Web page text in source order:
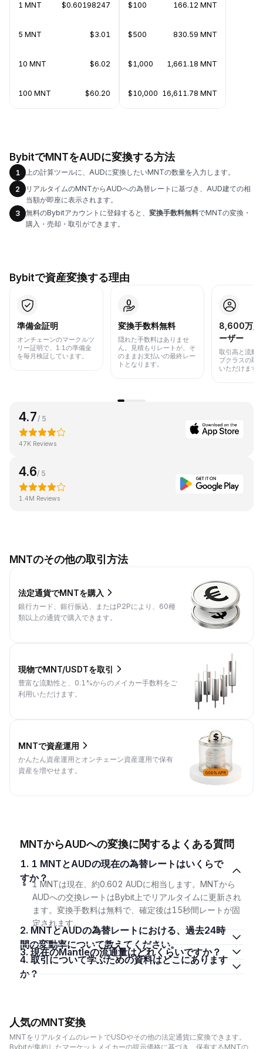
1 MNT $0.60198247
5 MNT $3.01
10 MNT $6.02
100 MNT $60.20
$100 166.12 MNT
$500 830.59 MNT
$1,000 1,661.18 MNT
$10,000 16,611.78 MNT
BybitでMNTをAUDに変換する方法
1
上の計算ツールに、AUDに変換したいMNTの数量を入力します。
2
リアルタイムのMNTからAUDへの為替レートに基づき、AUD建ての相
当額が即座に表示されます。
3
無料のBybitアカウントに登録すると、 変換手数料無料でMNTの変換・
購入・売却・取引ができます。
Bybitで資産変換する理由
準備金証明
オンチェーンのマークルツ
リー証明で、1:1の準備金
を毎月検証しています。
変換手数料無料
隠れた手数料はありませ
ん。見積もりレートが、そ
のままお支払いの最終レー
トとなります。
8,600万人
ーザー
取引高と流動
プクラスの取
いただけます
4.7/ 5
47K Reviews
4.6/ 5
1.4M Reviews
MNTのその他の取引方法
法定通貨でMNTを購入
銀行カード、銀行振込、またはP2Pにより、60種
類以上の通貨で購入できます。
現物でMNT/USDTを取引
豊富な流動性と、0.1%からのメイカー手数料をご
利用いただけます。
MNTで資産運用
かんたん資産運用とオンチェーン資産運用で保有
資産を増やせます。
MNTからAUDへの変換に関するよくある質問
1. 1 MNTとAUDの現在の為替レートはいくらで
すか？
1 MNTは現在、約0.602 AUDに相当します。MNTから
AUDへの交換レートはBybit上でリアルタイムに更新され
ます。変換手数料は無料で、確定後は15秒間レートが固
定されます。
2. MNTとAUDの為替レートにおける、過去24時
間の変動率について教えてください。
3. 現在のMantleの流通量はどれくらいですか？
4. 取引について学ぶための資料はどこにあります
か？
人気のMNT変換
MNTをリアルタイムのレートでUSDやその他の法定通貨に変換できます。
Bybitが集約したマーケットメイカーの提示価格に基づき、保有するMNTの